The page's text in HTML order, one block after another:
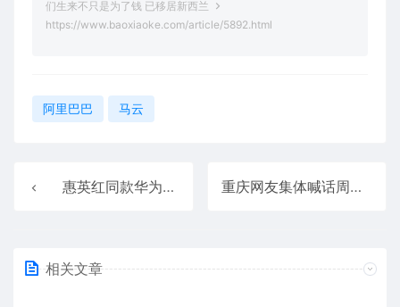
们生来不只是为了钱 已移居新西兰
https://www.baoxiaoke.com/article/5892.html
阿里巴巴 马云
惠英红同款华为Pura 80 Pro+开售 京东秒送为首批用户送达新机 重庆网友集体喊话周鸿祎再进山城：这里有“渝味360碗” 更有黑科技
相关文章